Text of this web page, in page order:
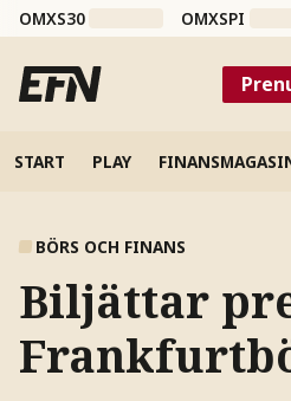
OMXS30 OMXSPI
START PLAY
BÖRS OCH FINANS
Biljättar